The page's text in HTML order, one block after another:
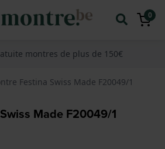
0
montres de plus de 150€
Festina Swiss Made F20049/1
Made F20049/1